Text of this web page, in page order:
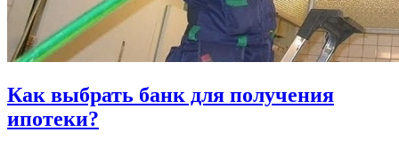
Как выбрать банк для получения
ипотеки?